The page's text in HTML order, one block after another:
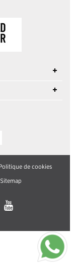
Politique de cookies
Sitemap